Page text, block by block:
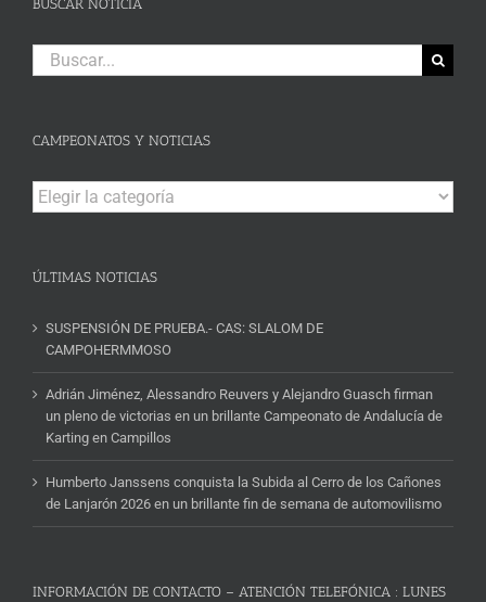
BUSCAR NOTICIA
Buscar:
CAMPEONATOS Y NOTICIAS
Campeonatos
y
ÚLTIMAS NOTICIAS
SUSPENSIÓN DE PRUEBA.- CAS: SLALOM DE
CAMPOHERMMOSO
Adrián Jiménez, Alessandro Reuvers y Alejandro Guasch firman
un pleno de victorias en un brillante Campeonato de Andalucía de
Karting en Campillos
Humberto Janssens conquista la Subida al Cerro de los Cañones
de Lanjarón 2026 en un brillante fin de semana de automovilismo
INFORMACIÓN DE CONTACTO – ATENCIÓN TELEFÓNICA : LUNES